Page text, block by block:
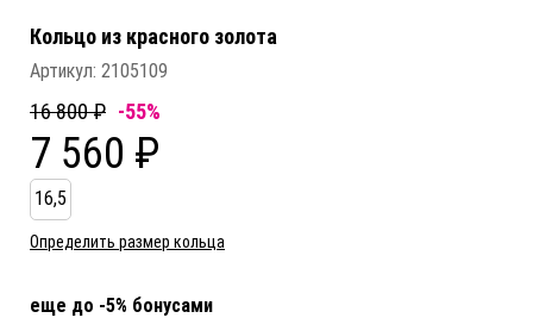
Кольцо из красного золота
Артикул: 2105109
16 800 ₽ -55%
7 560 ₽
16,5
Определить размер кольца
еще до -5% бонусами